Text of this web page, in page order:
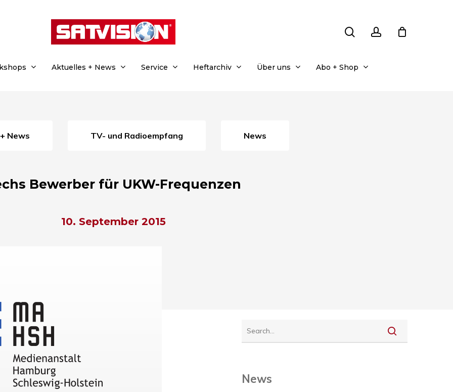
Aktuelles + News Service Heftarchiv Über uns Abo + Shop
News TV- und Radioempfang News
Bewerber für UKW-Frequenzen
10. September 2015
News